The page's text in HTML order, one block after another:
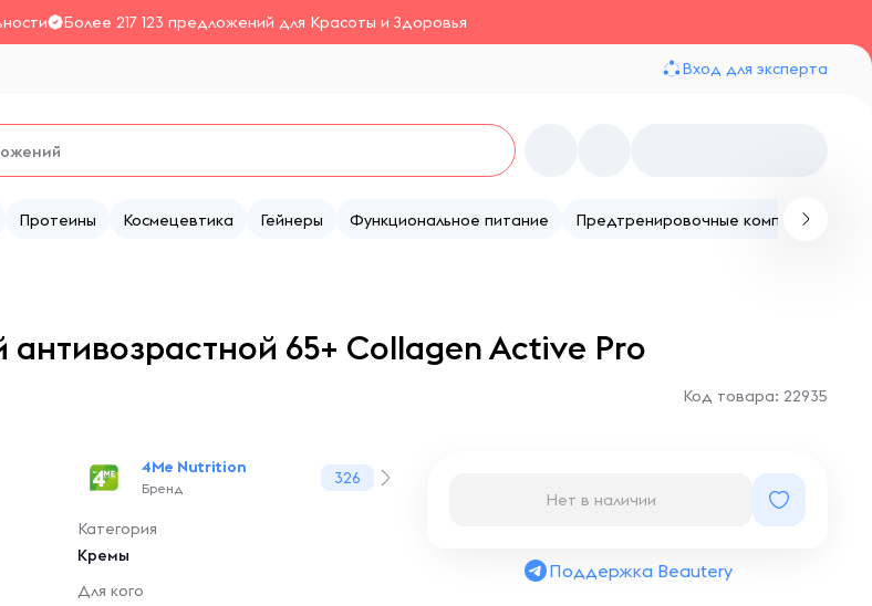
Более 217 123 предложений для Красоты и Здоровья
Вход для эксперта
Протеины Космецевтика Гейнеры Функциональное питание Предтренировочные комплексы
65+ Collagen Active Pro
Код товара: 22935
4Me Nutrition
Бренд
326
Категория
Кремы
Для кого
Нет в наличии
Поддержка Beautery